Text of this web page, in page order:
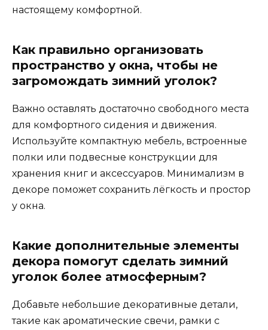
настоящему комфортной.
Как правильно организовать
пространство у окна, чтобы не
загромождать зимний уголок?
Важно оставлять достаточно свободного места
для комфортного сидения и движения.
Используйте компактную мебель, встроенные
полки или подвесные конструкции для
хранения книг и аксессуаров. Минимализм в
декоре поможет сохранить лёгкость и простор
у окна.
Какие дополнительные элементы
декора помогут сделать зимний
уголок более атмосферным?
Добавьте небольшие декоративные детали,
такие как ароматические свечи, рамки с